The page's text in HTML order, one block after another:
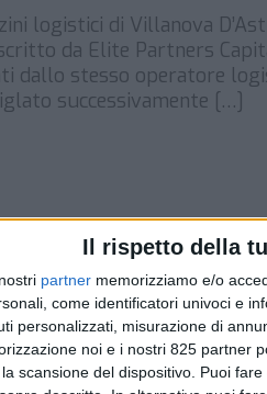
Il rispetto della
partner memorizziamo e/o
come identificatori univoci e
personalizzati, misurazione di
noi e i nostri 825 partner
scansione del dispositivo. Puoi
logistici di Villanova
da Elite Partners
dallo stesso operatore
successivamente […]